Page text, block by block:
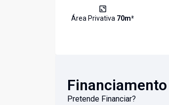
Área Privativa 70m²
Pretende Financiar?